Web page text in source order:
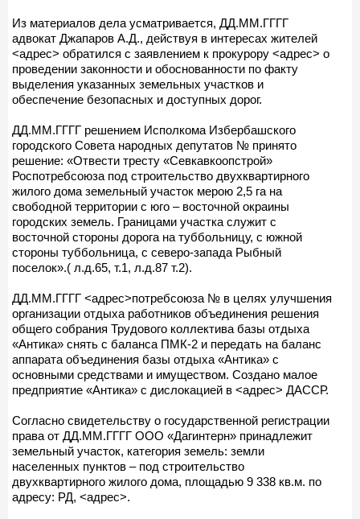
Из материалов дела усматривается, ДД.ММ.ГГГГ
адвокат Джапаров А.Д., действуя в интересах жителей
<адрес> обратился с заявлением к прокурору <адрес> о
проведении законности и обоснованности по факту
выделения указанных земельных участков и
обеспечение безопасных и доступных дорог.
ДД.ММ.ГГГГ решением Исполкома Избербашского
городского Совета народных депутатов № принято
решение: «Отвести тресту «Севкавкоопстрой»
Роспотребсоюза под строительство двухквартирного
жилого дома земельный участок мерою 2,5 га на
свободной территории с юго – восточной окраины
городских земель. Границами участка служит с
восточной стороны дорога на туббольницу, с южной
стороны туббольница, с северо-запада Рыбный
поселок».( л.д.65, т.1, л.д.87 т.2).
ДД.ММ.ГГГГ <адрес>потребсоюза № в целях улучшения
организации отдыха работников объединения решения
общего собрания Трудового коллектива базы отдыха
«Антика» снять с баланса ПМК-2 и передать на баланс
аппарата объединения базы отдыха «Антика» с
основными средствами и имуществом. Создано малое
предприятие «Антика» с дислокацией в <адрес> ДАССР.
Согласно свидетельству о государственной регистрации
права от ДД.ММ.ГГГГ ООО «Дагинтерн» принадлежит
земельный участок, категория земель: земли
населенных пунктов – под строительство
двухквартирного жилого дома, площадью 9 338 кв.м. по
адресу: РД, <адрес>.